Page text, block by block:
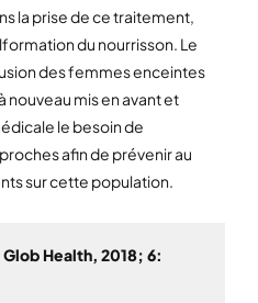
la prise de ce traitement,
du nourrisson. Le
des femmes enceintes
nouveau mis en avant et
le besoin de
afin de prévenir au
sur cette population.
Health, 2018; 6: